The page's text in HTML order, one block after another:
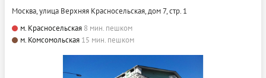
Москва, улица Верхняя Красносельская, дом 7, стр. 1
м. Красносельская 8 мин. пешком
м. Комсомольская 15 мин. пешком